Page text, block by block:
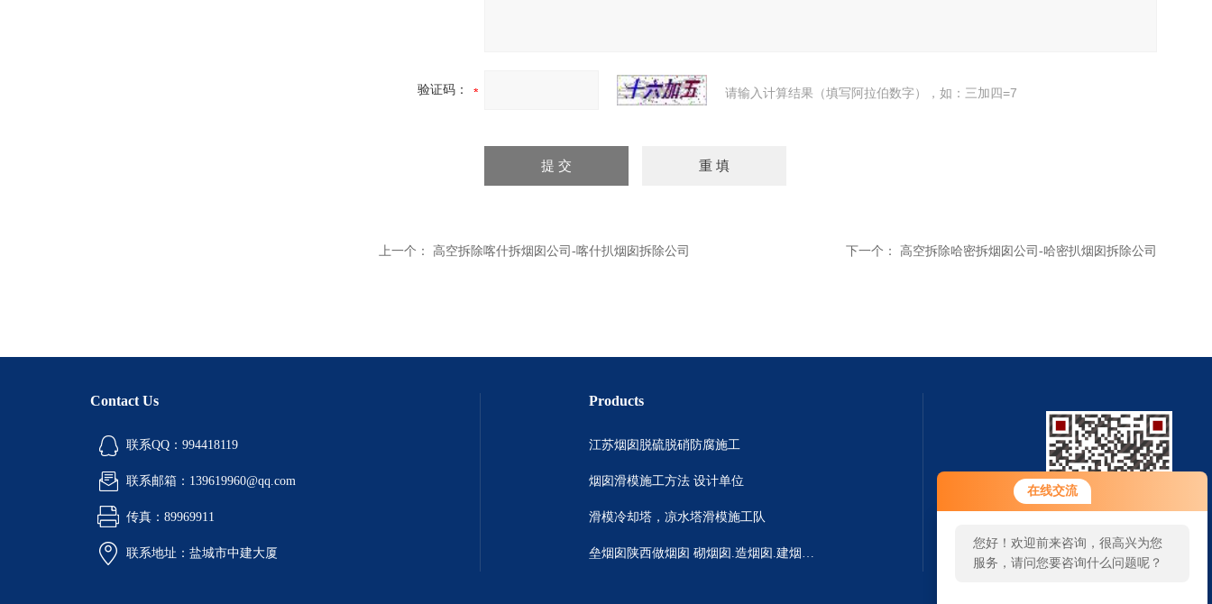
在线交流
您好！欢迎前来咨询，很高兴为您
服务，请问您要咨询什么问题呢？
验证码： 请输入计算结果（填写阿拉伯数字），如：三加四=7
上一个： 高空拆除喀什拆烟囱公司-喀什扒烟囱拆除公司 下一个： 高空拆除哈密拆烟囱公司-哈密扒烟囱拆除公司
Contact Us
联系QQ：994418119
联系邮箱：139619960@qq.com
传真：89969911
联系地址：盐城市中建大厦
Products
江苏烟囱脱硫脱硝防腐施工
烟囱滑模施工方法 设计单位
滑模冷却塔，凉水塔滑模施工队
垒烟囱陕西做烟囱 砌烟囱.造烟囱.建烟囱公司 扫一扫 微信咨询